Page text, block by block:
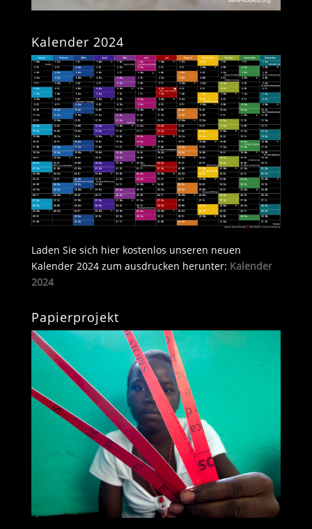
Kalender 2024
Laden Sie sich hier kostenlos unseren neuen
Kalender 2024 zum ausdrucken herunter: Kalender
2024
Papierprojekt